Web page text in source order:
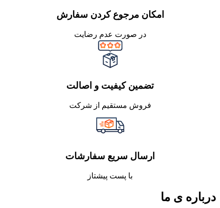
امکان مرجوع کردن سفارش
در صورت عدم رضایت
تضمین کیفیت و اصالت
فروش مستقیم از شرکت
ارسال سریع سفارشات
با پست پیشتاز
درباره ی ما